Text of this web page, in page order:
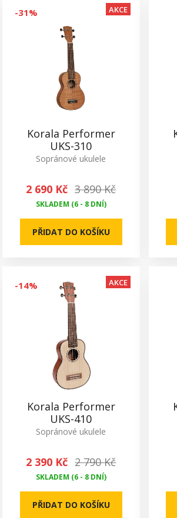
-31% AKCE
Korala Performer
UKS-310
Sopránové ukulele
2 690 Kč 3 890 Kč
SKLADEM (6 - 8 DNÍ)
PŘIDAT DO KOŠÍKU
-14% AKCE
Korala Performer
UKS-410
Sopránové ukulele
2 390 Kč 2 790 Kč
SKLADEM (6 - 8 DNÍ)
PŘIDAT DO KOŠÍKU